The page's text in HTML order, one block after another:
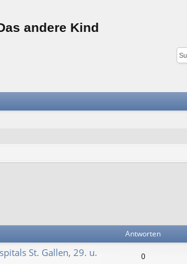
andere Kind
Antworten
St. Gallen, 29. u.
0